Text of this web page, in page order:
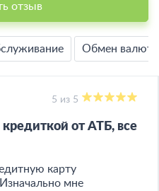
отзыв
Обмен валют
5 из 5
от АТБ, все
карту
мне